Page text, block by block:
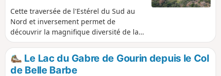
Cette traversée de l'Estérel du Sud au
Nord et inversement permet de
découvrir la magnifique diversité de la
flore locale : pins maritimes, mimosas,
chênes verts et chênes lièges,
eucalyptus, genévriers, bruyères,
arbousiers, myrte, asphodèles, lavande,
Le Lac du Gabre de Gourin depuis le Col
de Belle Barbe